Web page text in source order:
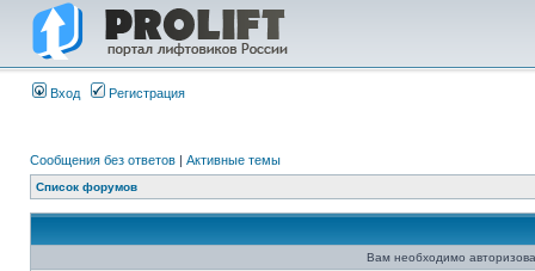
Вход Регистрация
Сообщения без ответов | Активные темы
Список форумов
Вам необходимо